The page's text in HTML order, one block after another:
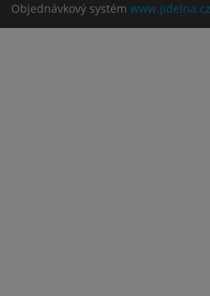
Objednávkový systém www.jidelna.cz